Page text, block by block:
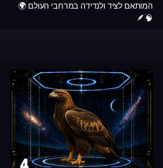
המותאם לציד ולנדידה במרחבי העולם 🌍
🧠🪶